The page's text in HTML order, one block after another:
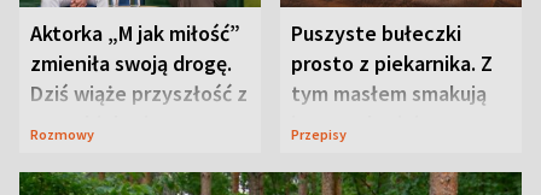
Aktorka „M jak miłość”
zmieniła swoją drogę.
Dziś wiąże przyszłość z
neurobiologią
Rozmowy
Puszyste bułeczki
prosto z piekarnika. Z
tym masłem smakują
jeszcze lepiej
Przepisy